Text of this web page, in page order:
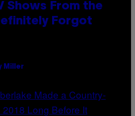
Shows From the
Forgot
Miller